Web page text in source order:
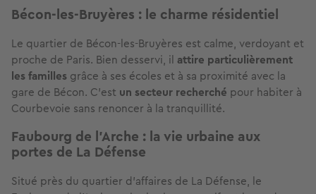
Bécon-les-Bruyères : le charme résidentiel
Le quartier de Bécon-les-Bruyères est calme, verdoyant et
proche de Paris. Bien desservi, il attire particulièrement
les familles grâce à ses écoles et à sa proximité avec la
gare de Bécon. C’est un secteur recherché pour habiter à
Courbevoie sans renoncer à la tranquillité.
Faubourg de l’Arche : la vie urbaine aux
portes de La Défense
Situé près du quartier d’affaires de La Défense, le